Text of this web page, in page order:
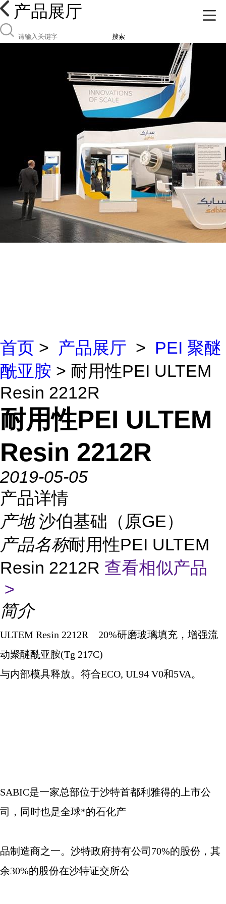
产品展厅
搜索
首页 > 产品展厅 > PEI 聚醚
酰亚胺 > 耐用性PEI ULTEM
Resin 2212R
耐用性PEI ULTEM
Resin 2212R
2019-05-05
产品详情
产地 沙伯基础（原GE）
产品名称耐用性PEI ULTEM
Resin 2212R 查看相似产品
>
简介
ULTEM Resin 2212R 20%研磨玻璃填充，增强流
动聚醚酰亚胺(Tg 217C)
与内部模具释放。符合ECO, UL94 V0和5VA。
SABIC是一家总部位于沙特首都利雅得的上市公
司，同时也是全球*的石化产
品制造商之一。沙特政府持有公司 70%的股份，其
余30%的股份在沙特证交所公